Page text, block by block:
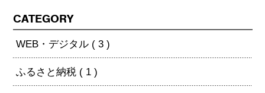
CATEGORY
WEB・デジタル ( 3 )
ふるさと納税 ( 1 )